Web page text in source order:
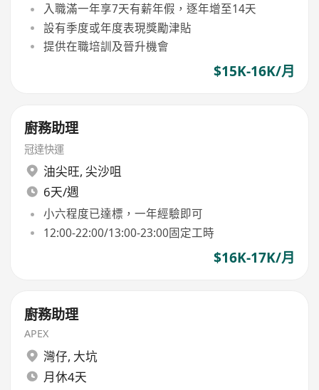
入職滿一年享7天有薪年假，逐年增至14天
設有季度或年度表現獎勵津貼
提供在職培訓及晉升機會
$15K-16K/月
廚務助理
冠達快運
油尖旺, 尖沙咀
6天/週
小六程度已達標，一年經驗即可
12:00-22:00/13:00-23:00固定工時
$16K-17K/月
廚務助理
APEX
灣仔, 大坑
月休4天